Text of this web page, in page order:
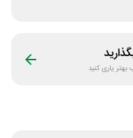
یاری کنید